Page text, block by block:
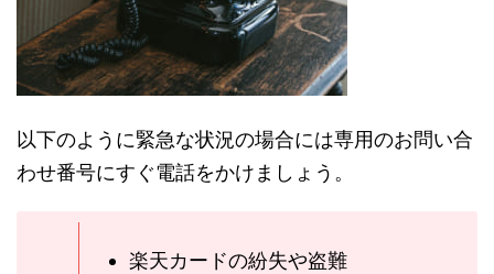
以下のように緊急な状況の場合には専用のお問い合
わせ番号にすぐ電話をかけましょう。
楽天カードの紛失や盗難